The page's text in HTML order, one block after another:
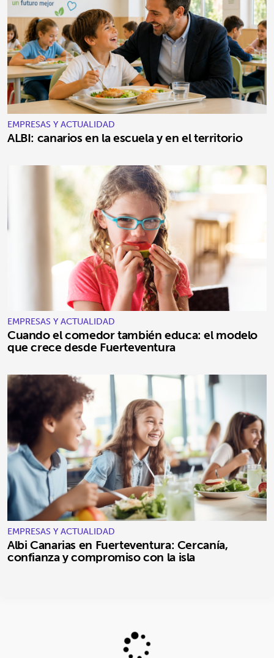
EMPRESAS Y ACTUALIDAD
ALBI: canarios en la escuela y en el territorio
EMPRESAS Y ACTUALIDAD
Cuando el comedor también educa: el modelo
que crece desde Fuerteventura
EMPRESAS Y ACTUALIDAD
Albi Canarias en Fuerteventura: Cercanía,
confianza y compromiso con la isla